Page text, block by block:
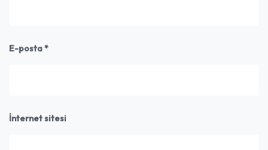
E-posta*
İnternet sitesi